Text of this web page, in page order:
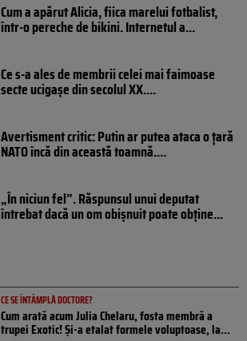
Cum a apărut Alicia, fiica marelui fotbalist,
într-o pereche de bikini. Internetul a...
Ce s-a ales de membrii celei mai faimoase
secte ucigașe din secolul XX....
Avertisment critic: Putin ar putea ataca o țară
NATO încă din această toamnă....
„În niciun fel”. Răspunsul unui deputat
întrebat dacă un om obișnuit poate obține...
CE SE ÎNTÂMPLĂ DOCTORE?
Cum arată acum Julia Chelaru, fosta membră a
trupei Exotic! Și-a etalat formele voluptoase, la...